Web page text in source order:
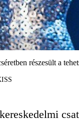
részesült a